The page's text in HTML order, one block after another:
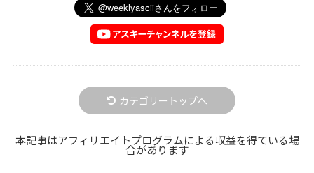
カテゴリートップへ
本記事はアフィリエイトプログラムによる収益を得ている場
合があります